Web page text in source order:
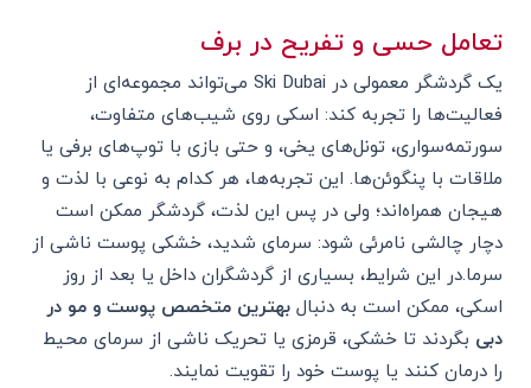
تعامل حسی و تفریح در برف
یک گردشگر معمولی در Ski Dubai می‌تواند مجموعه‌ای از
فعالیت‌ها را تجربه کند: اسکی روی شیب‌های متفاوت،
سورتمه‌سواری، تونل‌های یخی، و حتی بازی با توپ‌های برفی یا
ملاقات با پنگوئن‌ها. این تجربه‌ها، هر کدام به نوعی با لذت و
هیجان همراه‌اند؛ ولی در پس این لذت، گردشگر ممکن است
دچار چالشی نامرئی شود: سرمای شدید، خشکی پوست ناشی از
سرما.در این شرایط، بسیاری از گردشگران داخل یا بعد از روز
اسکی، ممکن است به دنبالبهترین متخصص پوست و مو در
دبی بگردند تا خشکی، قرمزی یا تحریک ناشی از سرمای محیط
را درمان کنند یا پوست خود را تقویت نمایند.